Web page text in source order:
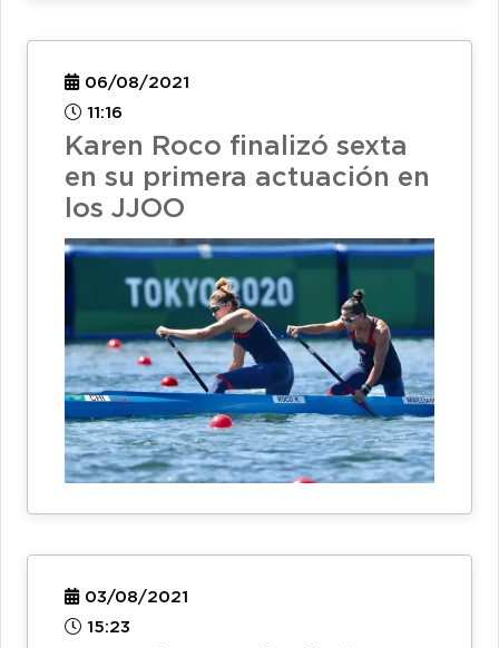
06/08/2021
11:16
Karen Roco finalizó sexta
en su primera actuación en
los JJOO
03/08/2021
15:23